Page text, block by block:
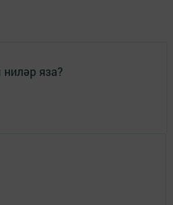
яза?